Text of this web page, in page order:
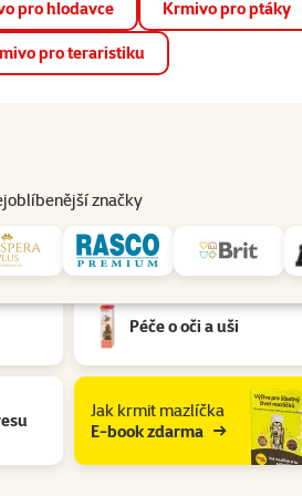
aplikaci Super zoo.Více informací
pro hlodavce Krmivo pro ptáky
pro teraristiku
značky
Služby
Péče o oči a uši
Jak krmit mazlíčka
E-book zdarma